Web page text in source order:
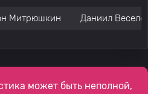
Митрюшкин Даниил
может быть неполной,